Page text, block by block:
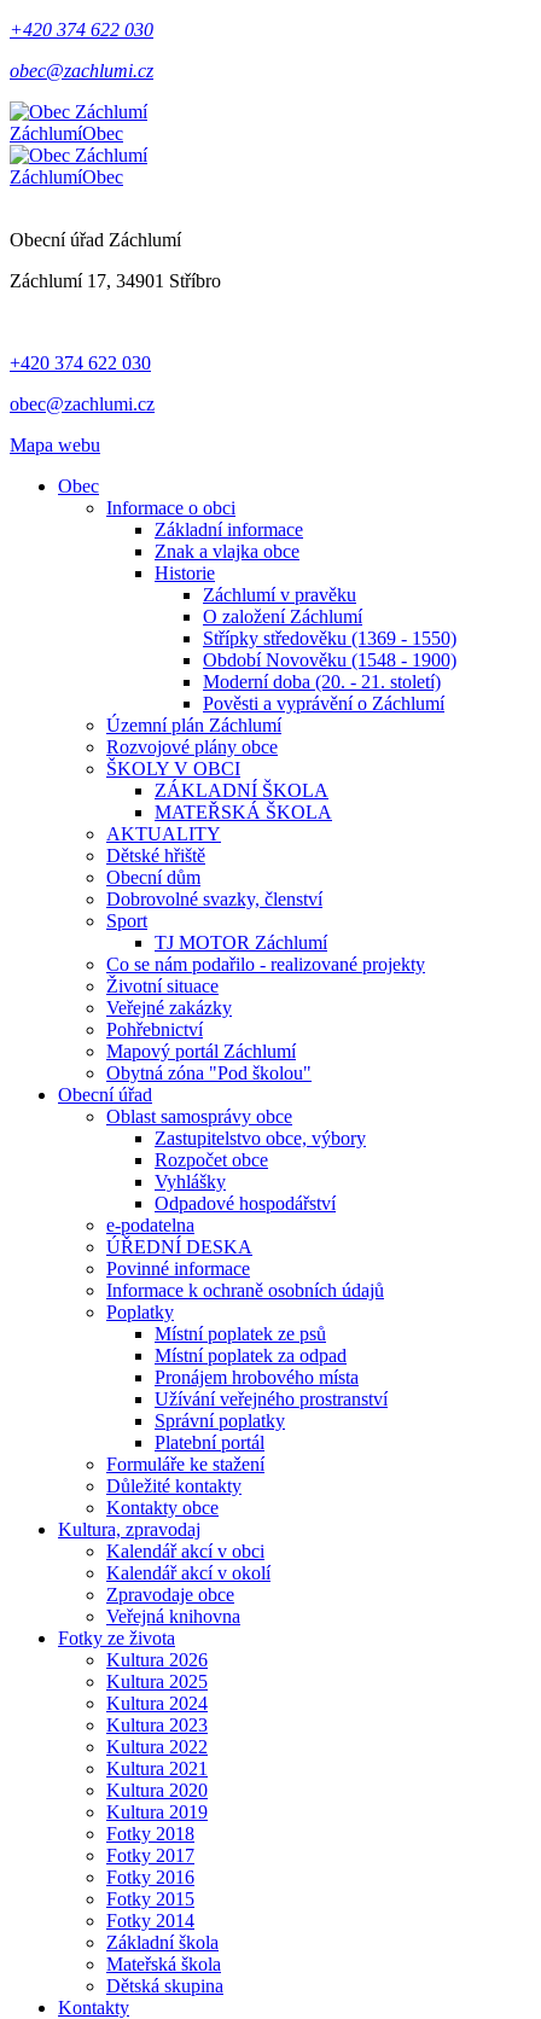
+420 374 622 030
obec@zachlumi.cz
ZáchlumíObec
ZáchlumíObec
Obecní úřad Záchlumí
Záchlumí 17, 34901 Stříbro
+420 374 622 030
obec@zachlumi.cz
Mapa webu
Obec
Informace o obci
Základní informace
Znak a vlajka obce
Historie
Záchlumí v pravěku
O založení Záchlumí
Střípky středověku (1369 - 1550)
Období Novověku (1548 - 1900)
Moderní doba (20. - 21. století)
Pověsti a vyprávění o Záchlumí
Územní plán Záchlumí
Rozvojové plány obce
ŠKOLY V OBCI
ZÁKLADNÍ ŠKOLA
MATEŘSKÁ ŠKOLA
AKTUALITY
Dětské hřiště
Obecní dům
Dobrovolné svazky, členství
Sport
TJ MOTOR Záchlumí
Co se nám podařilo - realizované projekty
Životní situace
Veřejné zakázky
Pohřebnictví
Mapový portál Záchlumí
Obytná zóna "Pod školou"
Obecní úřad
Oblast samosprávy obce
Zastupitelstvo obce, výbory
Rozpočet obce
Vyhlášky
Odpadové hospodářství
e-podatelna
ÚŘEDNÍ DESKA
Povinné informace
Informace k ochraně osobních údajů
Poplatky
Místní poplatek ze psů
Místní poplatek za odpad
Pronájem hrobového místa
Užívání veřejného prostranství
Správní poplatky
Platební portál
Formuláře ke stažení
Důležité kontakty
Kontakty obce
Kultura, zpravodaj
Kalendář akcí v obci
Kalendář akcí v okolí
Zpravodaje obce
Veřejná knihovna
Fotky ze života
Kultura 2026
Kultura 2025
Kultura 2024
Kultura 2023
Kultura 2022
Kultura 2021
Kultura 2020
Kultura 2019
Fotky 2018
Fotky 2017
Fotky 2016
Fotky 2015
Fotky 2014
Základní škola
Mateřská škola
Dětská skupina
Kontakty